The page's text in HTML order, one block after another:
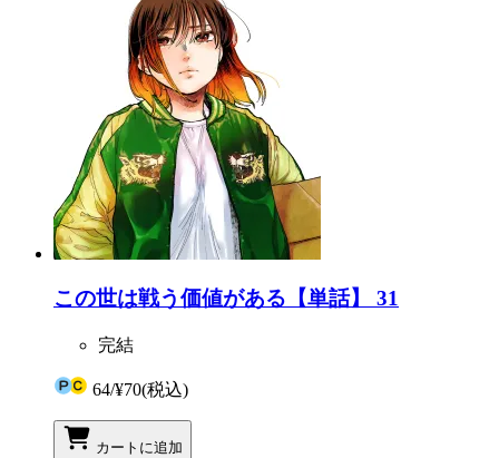
この世は戦う価値がある【単話】 31
完結
64/¥70(税込)
カートに追加